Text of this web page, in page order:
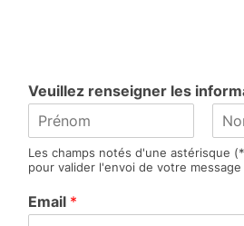
Veuillez renseigner les
r
é
o
m
o
m
Les champs notés d'une astérisque
pour valider l'envoi de votre message
Email *